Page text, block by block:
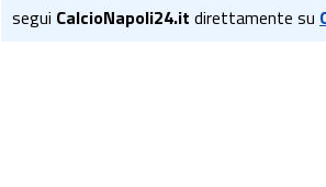
segui CalcioNapoli24.it direttamente su